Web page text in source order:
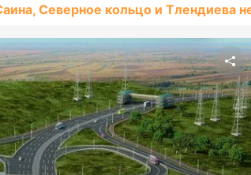
Северное кольцо и Тлендиева